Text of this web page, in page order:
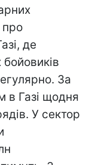
про
де
За
в Газі щодня
У сектор